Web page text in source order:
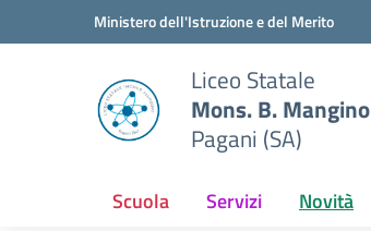
Vai ai contenuti
Vai al menu di navigazioneMinistero dell'Istruzione e del Merito
Liceo Statale
Mons. B. Mangino
Pagani (SA)
Scuola Servizi Novità